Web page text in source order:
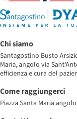
Chi siamo
Santagostino Busto
Maria, angolo via
efficienza e cura del
Come raggiungerci
Piazza Santa Maria